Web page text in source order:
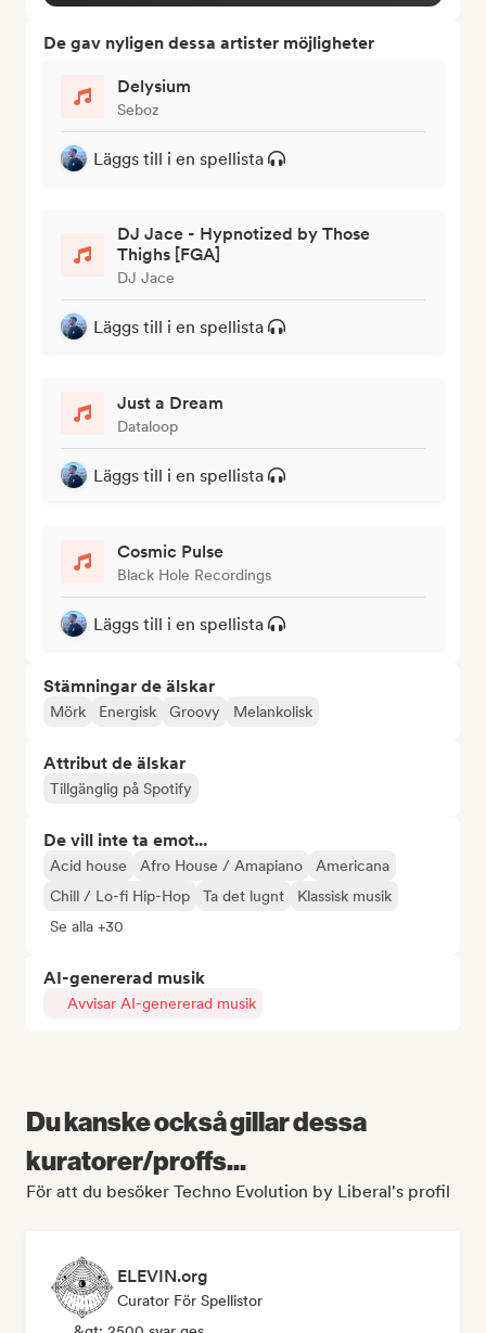
De gav nyligen dessa artister möjligheter
Delysium
Seboz
Läggs till i en spellista
DJ Jace - Hypnotized by Those
Thighs [FGA]
DJ Jace
Läggs till i en spellista
Just a Dream
Dataloop
Läggs till i en spellista
Cosmic Pulse
Black Hole Recordings
Läggs till i en spellista
Stämningar de älskar
Mörk Energisk Groovy Melankolisk
Attribut de älskar
Tillgänglig på Spotify
De vill inte ta emot...
Acid house Afro House / Amapiano
Americana
Chill / Lo-fi Hip-Hop
Ta det lugnt
Klassisk musik
Se alla +30
AI-genererad musik
Avvisar AI-genererad musik
Du kanske också gillar dessa
kuratorer/proffs...
För att du besöker Techno Evolution by Liberal's profil
ELEVIN.org
Curator För Spellistor